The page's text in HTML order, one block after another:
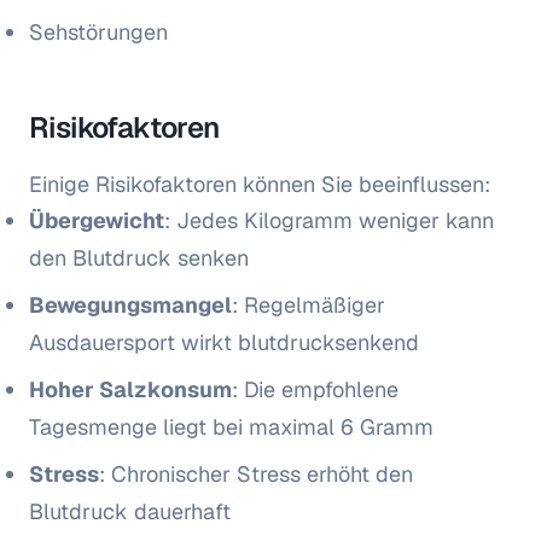
Sehstörungen
Risikofaktoren
Einige Risikofaktoren können Sie beeinflussen:
Übergewicht: Jedes Kilogramm weniger kann
den Blutdruck senken
Bewegungsmangel: Regelmäßiger
Ausdauersport wirkt blutdrucksenkend
Hoher Salzkonsum: Die empfohlene
Tagesmenge liegt bei maximal 6 Gramm
Stress: Chronischer Stress erhöht den
Blutdruck dauerhaft